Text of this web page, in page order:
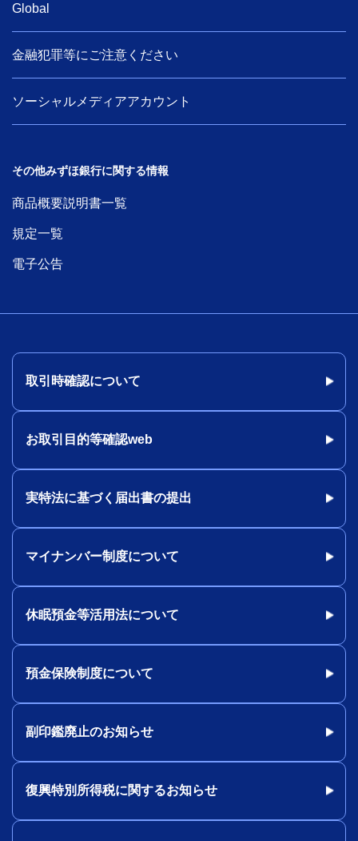
Global
金融犯罪等にご注意ください
ソーシャルメディアアカウント
その他みずほ銀行に関する情報
商品概要説明書一覧
規定一覧
電子公告
取引時確認について
お取引目的等確認web
実特法に基づく届出書の提出
マイナンバー制度について
休眠預金等活用法について
預金保険制度について
副印鑑廃止のお知らせ
復興特別所得税に関するお知らせ